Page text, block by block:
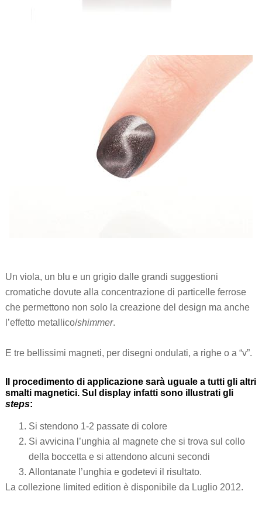
Un viola, un blu e un grigio dalle grandi suggestioni
cromatiche dovute alla concentrazione di particelle ferrose
che permettono non solo la creazione del design ma anche
l’effetto metallico/shimmer.
E tre bellissimi magneti, per disegni ondulati, a righe o a “v”.
Il procedimento di applicazione sarà uguale a tutti gli altri
smalti magnetici. Sul display infatti sono illustrati gli
steps:
Si stendono 1-2 passate di colore
Si avvicina l’unghia al magnete che si trova sul collo
della boccetta e si attendono alcuni secondi
Allontanate l’unghia e godetevi il risultato.
La collezione limited edition è disponibile da Luglio 2012.